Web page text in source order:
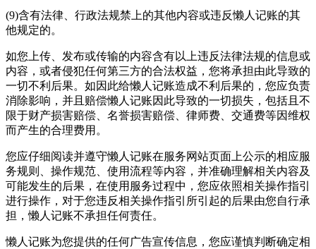
(9)含有法律、行政法规禁上的其他内容或违反懒人记账的其
他规定的。
如您上传、发布或传输的内容含有以上违反法律法规的信息或
内容，或者侵犯任何第三方的合法权益，您将承担由此导致的
一切不利后果。如因此给懒人记账造成不利后果的，您应负责
消除影响，并且赔偿懒人记账因此导致的一切损失，包括且不
限于财产损害赔偿、名誉损害赔偿、律师费、交通费等因维权
而产生的合理费用。
您应仔细阅读并遵守懒人记账在服务网站页面上公示的相应服
务规则、操作规范、使用流程等内容，并准确理解相关内容及
可能发生的后果，在使用服务过程中，您应依照相关操作指引
进行操作，对于您违反相关操作指引所引起的后果由您自行承
担，懒人记账不承担任何责任。
懒人记账为您提供的任何广告宣传信息，您应谨慎判断确定相